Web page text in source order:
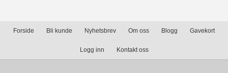
Forside Bli kunde Nyhetsbrev Om oss Blogg Gavekort
Logg inn Kontakt oss